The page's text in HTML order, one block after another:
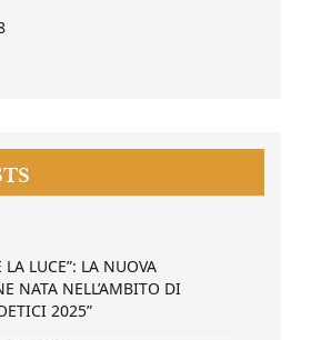
LUCE”: LA NUOVA
NATA NELL’AMBITO DI
2025”